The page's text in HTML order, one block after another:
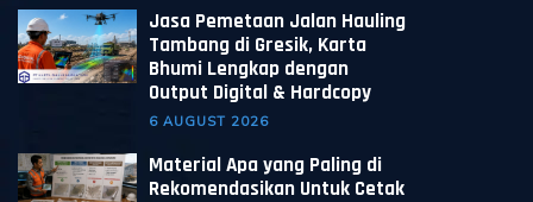
Jasa Pemetaan Jalan Hauling
Tambang di Gresik, Karta
Bhumi Lengkap dengan
Output Digital & Hardcopy
6 AUGUST 2026
Material Apa yang Paling di
Rekomendasikan Untuk Cetak